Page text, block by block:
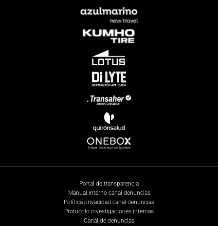
Portal de transparencia
Manual interno canal denuncias
Política privacidad canal denuncias
Protocolo investigaciones internas
Canal de denuncias